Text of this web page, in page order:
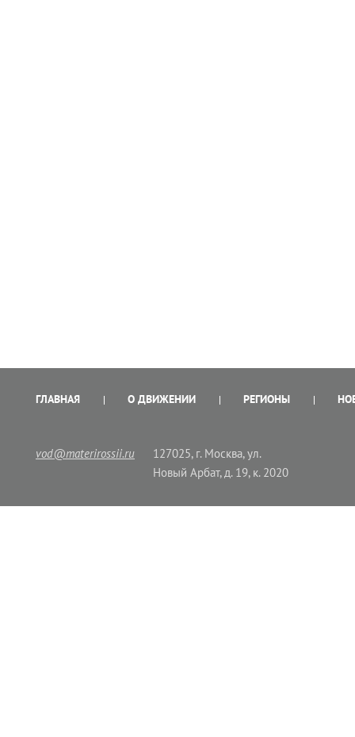
ГЛАВНАЯ О ДВИЖЕНИИ РЕГИОНЫ
vod@materirossii.ru
127025, г. Москва, ул.
Новый Арбат, д. 19, к. 2020